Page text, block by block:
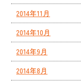
2014年11月
2014年10月
2014年9月
2014年8月